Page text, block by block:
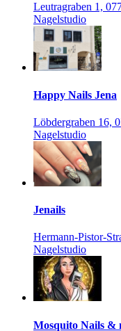
Leutragraben 1,
Nagelstudio
Happy Nails Jena
Löbdergraben 16,
Nagelstudio
Jenails
Hermann-Pistor-
Nagelstudio
Mosquito Nails &